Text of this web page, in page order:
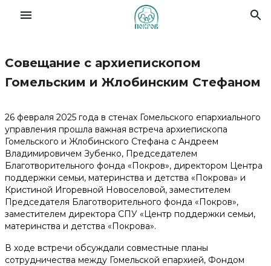
Славянский форум семей
О Фонде
Деятельность
Новости
Материалы
Помочь делом
Совещание с архиепископом
Гомельским и Жлобинским Стефаном
26 февраля 2025 года в стенах Гомельского епархиального
управления прошла важная встреча архиепископа
Гомельского и Жлобинского Стефана с Андреем
Владимировичем Зубенко, Председателем
Благотворительного фонда «Покров», директором Центра
поддержки семьи, материнства и детства «Покрова» и
Кристиной Игоревной Новоселовой, заместителем
Председателя Благотворительного фонда «Покров»,
заместителем директора СПУ «Центр поддержки семьи,
материнства и детства «Покрова».
В ходе встречи обсуждали совместные планы
сотрудничества между Гомельской епархией, Фондом